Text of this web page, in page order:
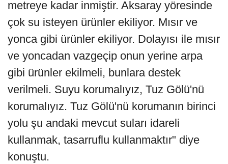
metreye kadar inmiştir. Aksaray yöresinde
çok su isteyen ürünler ekiliyor. Mısır ve
yonca gibi ürünler ekiliyor. Dolayısı ile mısır
ve yoncadan vazgeçip onun yerine arpa
gibi ürünler ekilmeli, bunlara destek
verilmeli. Suyu korumalıyız, Tuz Gölü'nü
korumalıyız. Tuz Gölü'nü korumanın birinci
yolu şu andaki mevcut suları idareli
kullanmak, tasarruflu kullanmaktır" diye
konuştu.